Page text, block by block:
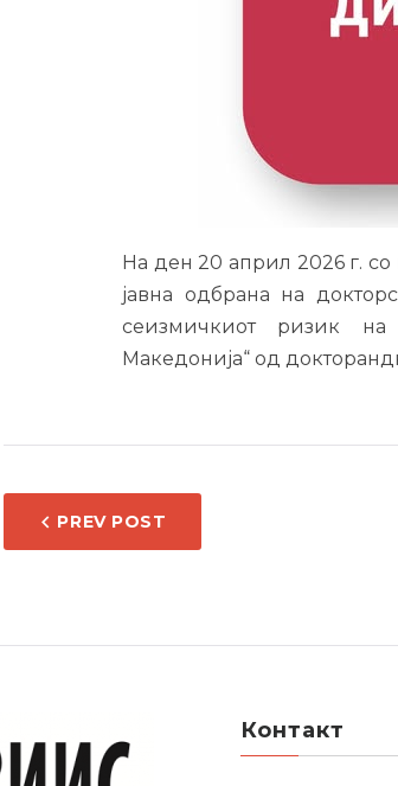
На ден 20 април 2026 г.
јавна одбрана на
сеизмичкиот ризик
Македонија“ од
НАВИГАЦИЈА
НАПИС
PREV POST
Контакт